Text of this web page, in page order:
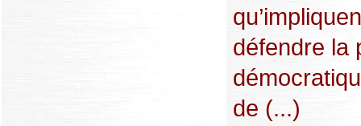
défendre la
de (...)